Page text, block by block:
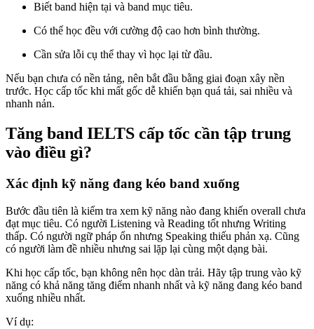
Biết band hiện tại và band mục tiêu.
Có thể học đều với cường độ cao hơn bình thường.
Cần sửa lỗi cụ thể thay vì học lại từ đầu.
Nếu bạn chưa có nền tảng, nên bắt đầu bằng giai đoạn xây nền
trước. Học cấp tốc khi mất gốc dễ khiến bạn quá tải, sai nhiều và
nhanh nản.
Tăng band IELTS cấp tốc cần tập trung
vào điều gì?
Xác định kỹ năng đang kéo band xuống
Bước đầu tiên là kiểm tra xem kỹ năng nào đang khiến overall chưa
đạt mục tiêu. Có người Listening và Reading tốt nhưng Writing
thấp. Có người ngữ pháp ổn nhưng Speaking thiếu phản xạ. Cũng
có người làm đề nhiều nhưng sai lặp lại cùng một dạng bài.
Khi học cấp tốc, bạn không nên học dàn trải. Hãy tập trung vào kỹ
năng có khả năng tăng điểm nhanh nhất và kỹ năng đang kéo band
xuống nhiều nhất.
Ví dụ: